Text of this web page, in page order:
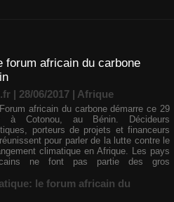
forum africain du carbone
| 28/06/2017 | Afrique
africain du carbone démarre ce 29
à Cotonou, au Bénin. Décideurs
porteurs de projets et financeurs
pour parler de la lutte contre le
climatique en Afrique. Les pays
ne font pas partie des gros
le forum africain du